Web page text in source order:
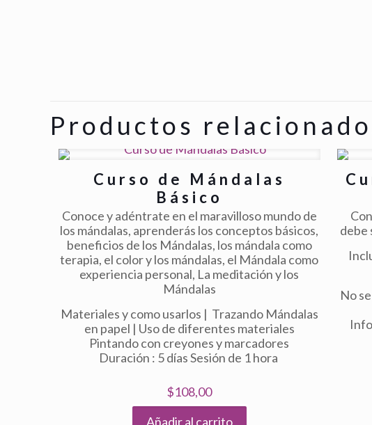
Productos
Curso de Mándalas
Básico
Conoce y adéntrate en el maravilloso mundo de
los mándalas, aprenderás los conceptos básicos,
beneficios de los Mándalas, los mándala como
terapia, el color y los mándalas, el Mándala como
experiencia personal, La meditación y los
Mándalas
Materiales y como usarlos | Trazando Mándalas
en papel | Uso de diferentes materiales
Pintando con creyones y marcadores
Duración : 5 días Sesión de 1 hora
$108,00
Añadir al carrito
debe
No